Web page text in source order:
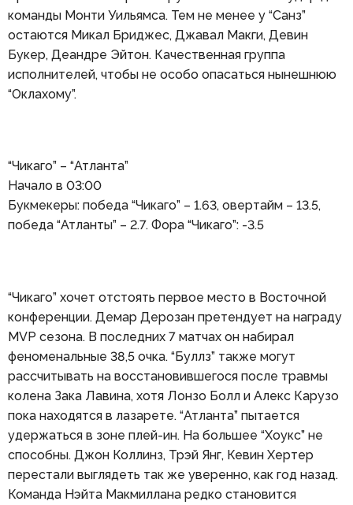
команды Монти Уильямса. Тем не менее у “Санз”
остаются Микал Бриджес, Джавал Макги, Девин
Букер, Деандре Эйтон. Качественная группа
исполнителей, чтобы не особо опасаться нынешнюю
“Оклахому”.
“Чикаго” – “Атланта”
Начало в 03:00
Букмекеры: победа “Чикаго” – 1.63, овертайм – 13.5,
победа “Атланты” – 2.7. Фора “Чикаго”: -3.5
“Чикаго” хочет отстоять первое место в Восточной
конференции. Демар Дерозан претендует на награду
MVP сезона. В последних 7 матчах он набирал
феноменальные 38,5 очка. “Буллз” также могут
рассчитывать на восстановившегося после травмы
колена Зака Лавина, хотя Лонзо Болл и Алекс Карузо
пока находятся в лазарете. “Атланта” пытается
удержаться в зоне плей-ин. На большее “Хоукс” не
способны. Джон Коллинз, Трэй Янг, Кевин Хертер
перестали выглядеть так же уверенно, как год назад.
Команда Нэйта Макмиллана редко становится